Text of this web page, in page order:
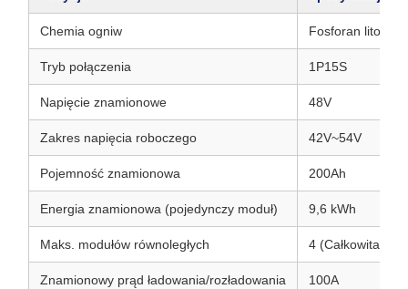
Chemia ogniw Fosforan litowo-
Tryb połączenia 1P15S
Napięcie znamionowe 48V
Zakres napięcia roboczego 42V~54V
Pojemność znamionowa 200Ah
Energia znamionowa (pojedynczy moduł) 9,6 kWh
Maks. modułów równoległych 4 (Całkowita
Znamionowy prąd ładowania/rozładowania 100A